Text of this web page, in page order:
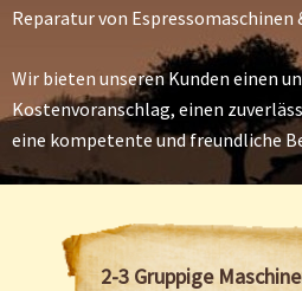
Reparatur von Espressomaschinen
Wir bieten unseren Kunden einen
Kostenvoranschlag, einen
eine kompetente und freundliche
2-3 Gruppige